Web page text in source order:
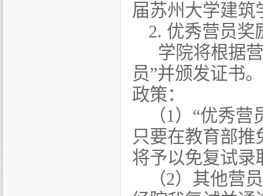
届苏州大学建筑
2. 优秀营员奖
学院将根据
员”并颁发证书
政策：
（1）“优秀营
只要在教育部
将予以免复试录
（2）其他营